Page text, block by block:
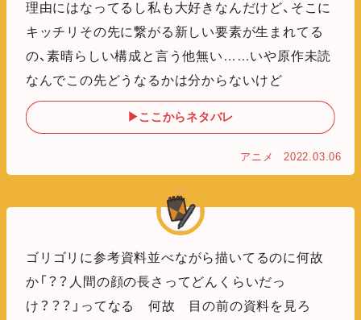
理由にはなってるし私も大好きなんだけど、そこに
キッチリその先に繋がる新しい要素が生まれてる
の、素晴らしい構成と言う他無い……いや原作未読
なんでこの先どうなるかは分からないけど
▶ここからネタバレ
アニメ 2022.03.06
ゴリゴリに参考資料並べながら描いてるのに何故
か「？？人間の顔の長さってどんくらいだっ
け？？？」ってなる 何故 目の前の資料を見ろ